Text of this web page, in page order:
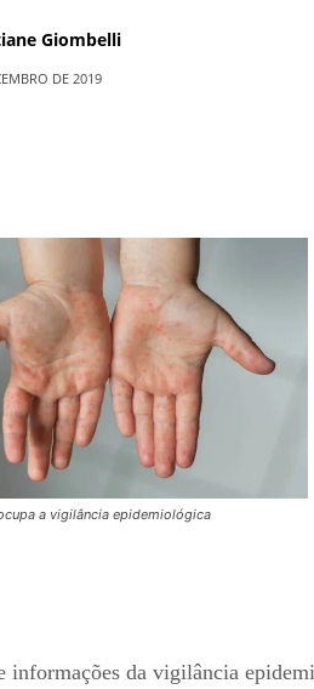
Giombelli
DE 2019
a vigilância epidemiológica
informações da vigilância